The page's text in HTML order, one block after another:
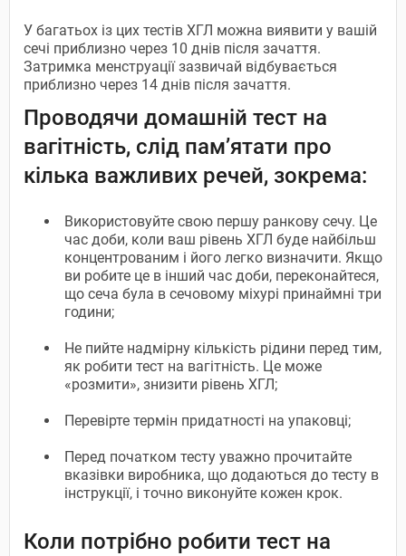
У багатьох із цих тестів ХГЛ можна виявити у вашій
сечі приблизно через 10 днів після зачаття.
Затримка менструації зазвичай відбувається
приблизно через 14 днів після зачаття.
Проводячи домашній тест на
вагітність, слід пам’ятати про
кілька важливих речей, зокрема:
Використовуйте свою першу ранкову сечу. Це
час доби, коли ваш рівень ХГЛ буде найбільш
концентрованим і його легко визначити. Якщо
ви робите це в інший час доби, переконайтеся,
що сеча була в сечовому міхурі принаймні три
години;
Не пийте надмірну кількість рідини перед тим,
як робити тест на вагітність. Це може
«розмити», знизити рівень ХГЛ;
Перевірте термін придатності на упаковці;
Перед початком тесту уважно прочитайте
вказівки виробника, що додаються до тесту в
інструкції, і точно виконуйте кожен крок.
Коли потрібно робити тест на